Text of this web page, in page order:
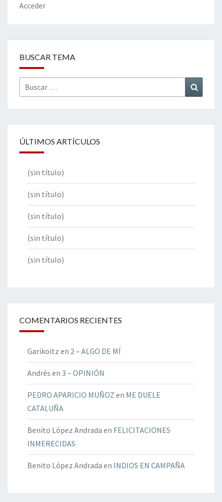
Acceder
BUSCAR TEMA
Buscar
por:
ÚLTIMOS ARTÍCULOS
(sin título)
(sin título)
(sin título)
(sin título)
(sin título)
COMENTARIOS RECIENTES
Garikoitz en 2 – ALGO DE MÍ
Andrés en 3 – OPINIÓN
PEDRO APARICIO MUÑOZ en ME DUELE
CATALUÑA
Benito López Andrada en FELICITACIONES
INMERECIDAS
Benito López Andrada en INDIOS EN CAMPAÑA